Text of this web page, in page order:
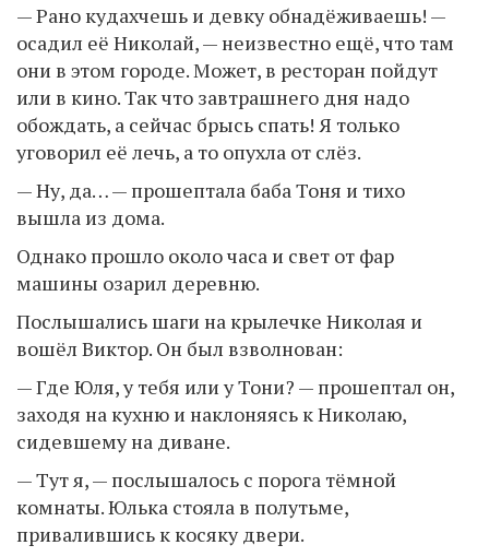
— Рано кудахчешь и девку обнадёживаешь! —
осадил её Николай, — неизвестно ещё, что там
они в этом городе. Может, в ресторан пойдут
или в кино. Так что завтрашнего дня надо
обождать, а сейчас брысь спать! Я только
уговорил её лечь, а то опухла от слёз.
— Ну, да… — прошептала баба Тоня и тихо
вышла из дома.
Однако прошло около часа и свет от фар
машины озарил деревню.
Послышались шаги на крылечке Николая и
вошёл Виктор. Он был взволнован:
— Где Юля, у тебя или у Тони? — прошептал он,
заходя на кухню и наклоняясь к Николаю,
сидевшему на диване.
— Тут я, — послышалось с порога тёмной
комнаты. Юлька стояла в полутьме,
привалившись к косяку двери.